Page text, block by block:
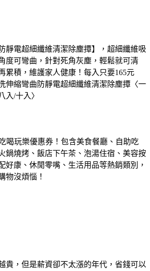
靜電超細纖維清潔除塵撢】，超細纖維吸
度可彎曲，針對死角灰塵，輕鬆就可清
累積，維護家人健康！ 每入只要165元
伸縮彎曲防靜電超細纖維清潔除塵撢〈一
入/十入〉
喝玩樂優惠券！包含美食餐廳、自助吃
鍋燒烤、飯店下午茶、泡湯住宿、美容按
好康、休閒零嘴、生活用品等熱銷類別，
物沒煩惱！
貴，但是薪資卻不太漲的年代，省錢可以